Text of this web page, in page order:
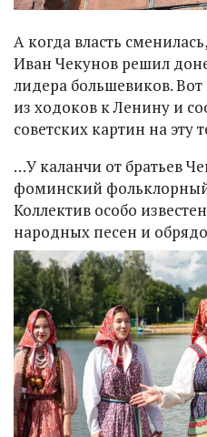
А когда власть
Иван Чекунов решил
лидера большевиков.
из ходоков к Ленину и
советских картин на эту
…У каланчи от братьев
фоминский
Коллектив особо
народных песен и